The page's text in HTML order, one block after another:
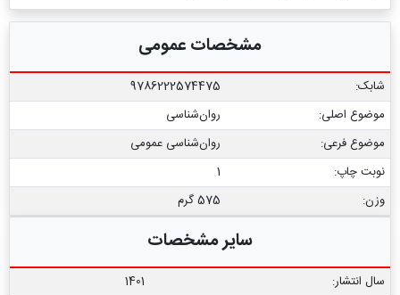
مشخصات عمومی
شابک:
9786222574475
موضوع اصلی:
روان‌شناسی
موضوع فرعی:
روان‏‌شناسی عمومی
نوبت چاپ:
1
وزن:
575 گرم
سایر مشخصات
سال انتشار:
1401